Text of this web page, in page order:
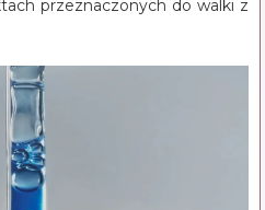
przeznaczonych do walki z